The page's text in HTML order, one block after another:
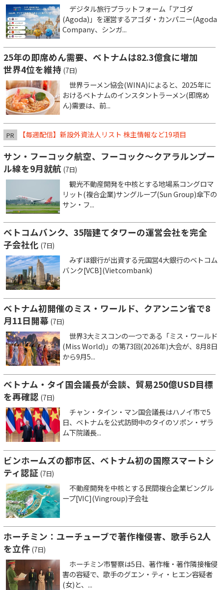
デジタル旅行プラットフォーム「アゴダ
(Agoda)」を運営するアゴダ・カンパニー(Agoda
Company、シンガ...
25年の即席めん需要、ベトナムは82.3億食に増加
世界4位を維持 (7日)
世界ラーメン協会(WINA)によると、2025年に
おけるベトナムのインスタントラーメン(即席め
ん)需要は、前...
PR 【毎週配信】新設外資法人リスト 株主情報など19項目
サン・フーコック航空、フーコック～クアラルンプー
ル線を9月就航 (7日)
観光不動産開発を中核とする地場系コングロマ
リット(複合企業)サングループ(Sun Group)傘下の
サン・フ...
ベトコムバンク、35階建てタワーの運営会社を完全
子会社化 (7日)
みずほ銀行が出資する元国営4大銀行のベトコム
バンク[VCB](Vietcombank)
ベトナム初開催のミス・ワールド、クアンニン省で8
月11日開幕 (7日)
世界3大ミスコンの一つである「ミス・ワールド
(Miss World)」の第73回(2026年)大会が、8月8日
から9月5...
ベトナム・タイ国会議長が会談、貿易250億USD目標
を再確認 (7日)
チャン・タイン・マン国会議長はハノイ市で5
日、ベトナムを公式訪問中のタイのソポン・ザラ
ム下院議長...
ビンホームズの都市区、ベトナム初の国際スマートシ
ティ認証 (7日)
不動産開発を中核とする民間複合企業ビングル
ープ[VIC](Vingroup)子会社
ホーチミン：ユーチューブで著作権侵害、歌手ら2人
を立件 (7日)
ホーチミン市警察は5日、著作権・著作隣接権侵
害の容疑で、歌手のグエン・ティ・ヒエン容疑者
(女)と、...